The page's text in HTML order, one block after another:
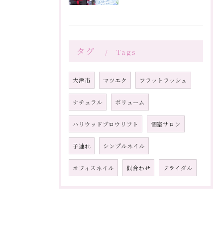
タグ Tags
大津市 マツエク フラットラッシュ
ナチュラル ボリューム
ハリウッドブロウリフト 個室サロン
子連れ シンプルネイル
オフィスネイル 似合わせ ブライダル